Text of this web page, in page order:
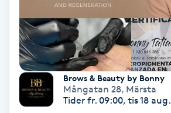
Fransförlängning Volym
Fransk manikyr
Fransrengöring
Brows & Beauty by Bonny
Mångatan 28, Märsta
Tider fr. 09:00, tis 18 aug.